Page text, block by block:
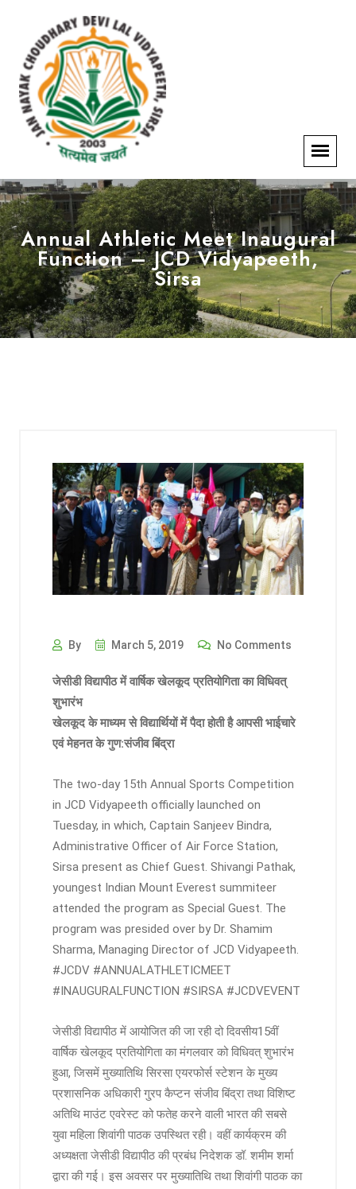
Annual Athletic Meet Inaugural
Function – JCD Vidyapeeth,
Sirsa
By March 5, 2019 No Comments
जेसीडी विद्यापीठ में वार्षिक खेलकूद प्रतियोगिता का विधिवत्
शुभारंभ
खेलकूद के माध्यम से विद्यार्थियों में पैदा होती है आपसी भाईचारे
एवं मेहनत के गुण:संजीव बिंद्रा
The two-day 15th Annual Sports Competition
in JCD Vidyapeeth officially launched on
Tuesday, in which, Captain Sanjeev Bindra,
Administrative Officer of Air Force Station,
Sirsa present as Chief Guest. Shivangi Pathak,
youngest Indian Mount Everest summiteer
attended the program as Special Guest. The
program was presided over by Dr. Shamim
Sharma, Managing Director of JCD Vidyapeeth.
#JCDV #ANNUALATHLETICMEET
#INAUGURALFUNCTION #SIRSA #JCDVEVENT
जेसीडी विद्यापीठ में आयोजित की जा रही दो दिवसीय15वीं
वार्षिक खेलकूद प्रतियोगिता का मंगलवार को विधिवत् शुभारंभ
हुआ, जिसमें मुख्यातिथि सिरसा एयरफोर्स स्टेशन के मुख्य
प्रशासनिक अधिकारी गु्रप कैप्टन संजीव बिंद्रा तथा विशिष्ट
अतिथि माउंट एवरेस्ट को फतेह करने वाली भारत की सबसे
युवा महिला शिवांगी पाठक उपस्थित रही। वहीं कार्यक्रम की
अध्यक्षता जेसीडी विद्यापीठ की प्रबंध निदेशक डॉ. शमीम शर्मा
द्वारा की गई। इस अवसर पर मुख्यातिथि तथा शिवांगी पाठक का